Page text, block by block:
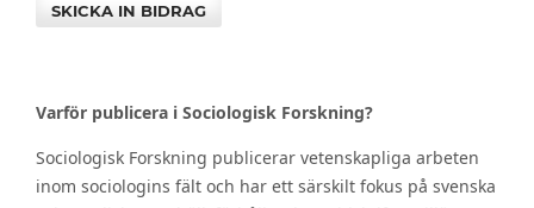
SKICKA IN BIDRAG
Varför publicera i Sociologisk Forskning?
Sociologisk Forskning publicerar vetenskapliga arbeten
inom sociologins fält och har ett särskilt fokus på svenska